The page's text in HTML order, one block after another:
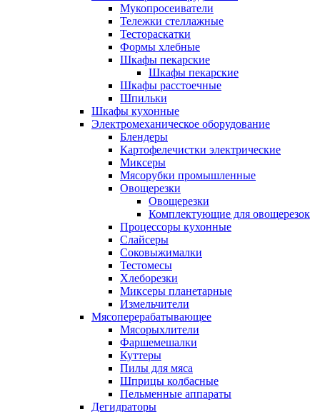
Мукопросеиватели
Тележки стеллажные
Тестораскатки
Формы хлебные
Шкафы пекарские
Шкафы пекарские
Шкафы расстоечные
Шпильки
Шкафы кухонные
Электромеханическое оборудование
Блендеры
Картофелечистки электрические
Миксеры
Мясорубки промышленные
Овощерезки
Овощерезки
Комплектующие для овощерезок
Процессоры кухонные
Слайсеры
Соковыжималки
Тестомесы
Хлеборезки
Миксеры планетарные
Измельчители
Мясоперерабатывающее
Мясорыхлители
Фаршемешалки
Куттеры
Пилы для мяса
Шприцы колбасные
Пельменные аппараты
Дегидраторы